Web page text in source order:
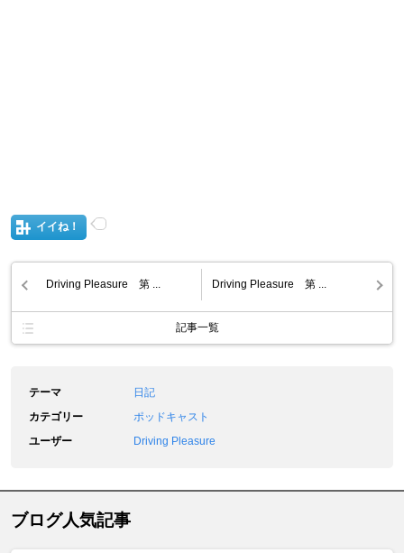
イイね！
Driving Pleasure 第 ... Driving Pleasure 第 ...
記事一覧
テーマ
日記
カテゴリー
ポッドキャスト
ユーザー
Driving Pleasure
ブログ人気記事